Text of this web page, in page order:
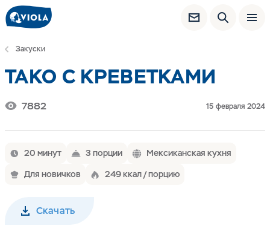
Закуски
ТАКО С КРЕВЕТКАМИ
7882 15 февраля 2024
20 минут 3 порции
Мексиканская кухня
Для новичков
249 ккал / порцию
Скачать